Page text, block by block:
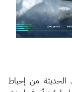
الحديثة من إحباط